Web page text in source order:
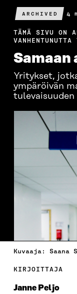
ARCHIVED 4
TÄMÄ SIVU ON
Samaan
Yritykset,
ympäröivän
tulevaisuuden
Kuvaaja: Saana
KIRJOITTAJA
Janne Peljo